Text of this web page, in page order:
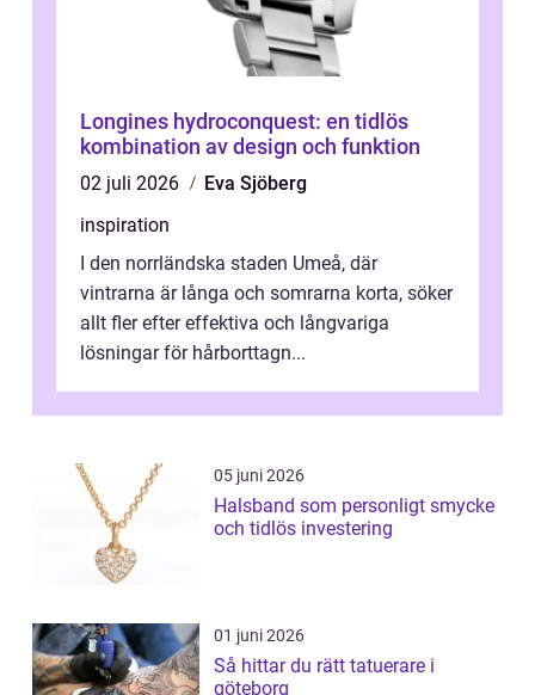
Longines hydroconquest: en tidlös
kombination av design och funktion
02 juli 2026
Eva Sjöberg
inspiration
I den norrländska staden Umeå, där
vintrarna är långa och somrarna korta, söker
allt fler efter effektiva och långvariga
lösningar för hårborttagn...
05 juni 2026
Halsband som personligt smycke
och tidlös investering
01 juni 2026
Så hittar du rätt tatuerare i
göteborg